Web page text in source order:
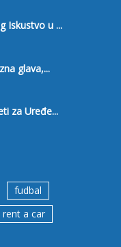
Iskustvo u ...
glava,...
za Uređe...
fudbal
rent a car